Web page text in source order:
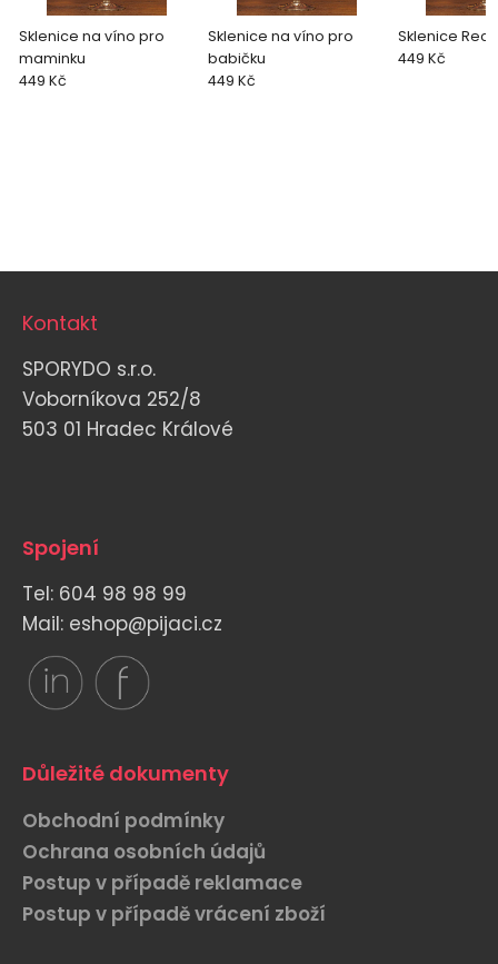
Sklenice na víno pro
maminku
449 Kč
Sklenice na víno pro
babičku
449 Kč
Sklenice
449 Kč
Kontakt
SPORYDO s.r.o.
Voborníkova 252/8
503 01 Hradec Králové
Spojení
Tel: 604 98 98 99
Mail: eshop@pijaci.cz
Důležité dokumenty
Obchodní podmínky
Ochrana osobních údajů
Postup v případě reklamace
Postup v případě vrácení zboží